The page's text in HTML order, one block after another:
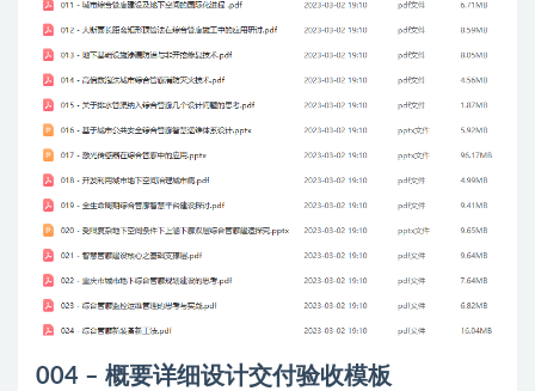
004 – 概要详细设计交付验收模板